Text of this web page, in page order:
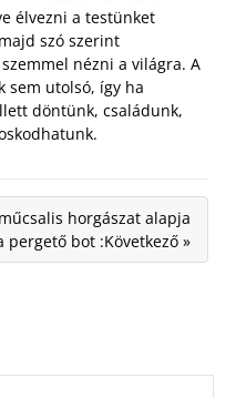
élvezni a testünket
szó szerint
nézni a világra. A
sem utolsó, így ha
döntünk, családunk,
horgászat alapja
pergető bot :Következő »